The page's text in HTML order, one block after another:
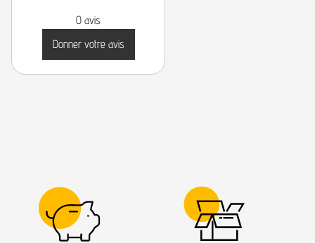
0 avis
Donner votre avis